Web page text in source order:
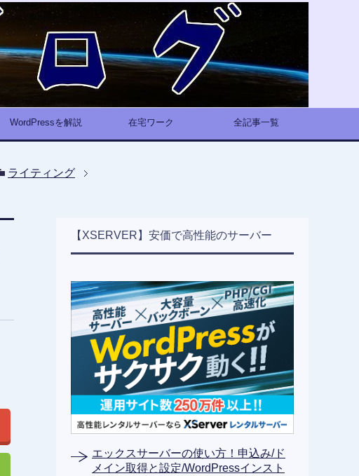
WordPressを解説 在宅ワーク 全記事一覧
ライティング
【XSERVER】安価で高性能のサーバー
エックスサーバーの使い方！申込み/ド
メイン取得と設定/WordPressインスト